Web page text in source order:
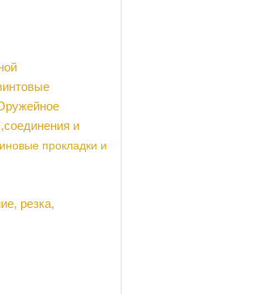
,соединения и
прокладки и
резка,